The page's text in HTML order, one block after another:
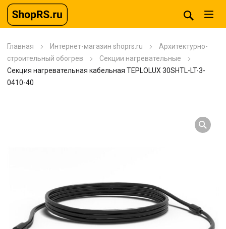
Главная Интернет-магазин shoprs.ru
Архитектурно-
строительный обогрев
Секции нагревательные
Секция нагревательная кабельная TEPLOLUX 30SHTL-LT-3-
0410-40